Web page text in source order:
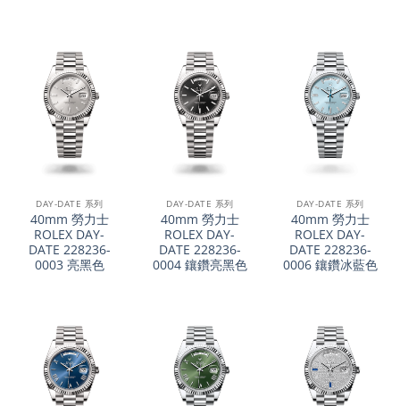
DAY-DATE 系列
40mm 勞力士
ROLEX DAY-
DATE 228236-
0003 亮黑色
DAY-DATE 系列
40mm 勞力士
ROLEX DAY-
DATE 228236-
0004 鑲鑽亮黑色
DAY-DATE 系列
40mm 勞力士
ROLEX DAY-
DATE 228236-
0006 鑲鑽冰藍色